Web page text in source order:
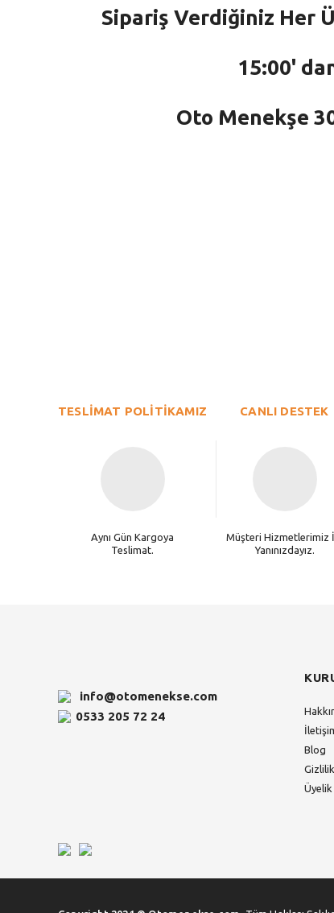
Sipariş Verdiğiniz Her
15:00'
Oto Menekşe
Ürün açıklamasında eksik bilgiler bulunuyor.
TESLİMAT POLİTİKAMIZ
Aynı Gün Kargoya
Teslimat.
CANLI DESTEK
Müşteri Hizmetlerimiz
Yanınızdayız.
info@otomenekse.com
0533 205 72 24
Blog